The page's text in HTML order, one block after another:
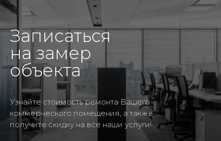
Записаться
на замер
объекта
Узнайте стоимость ремонта Вашего
коммерческого помещения, а также
получите скидку на все наши услуги!